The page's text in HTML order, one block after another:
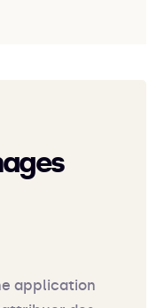
application